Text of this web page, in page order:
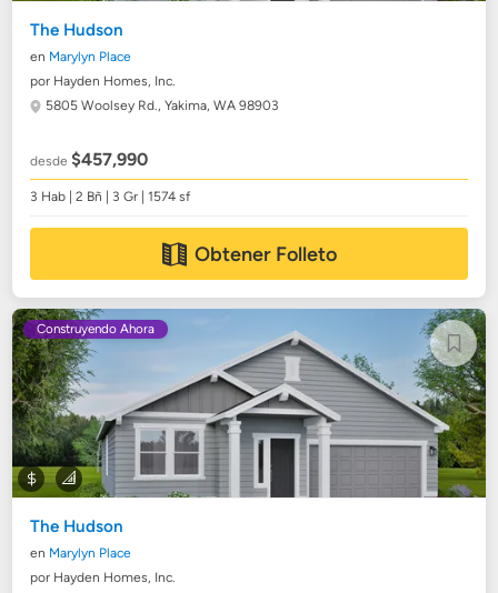
The Hudson
en Marylyn Place
por Hayden Homes, Inc.
5805 Woolsey Rd.,Yakima, WA 98903
desde$457,990
3 Hab | 2 Bñ | 3 Gr | 1574 sf
Obtener Folleto
Construyendo Ahora
The Hudson
en Marylyn Place
por Hayden Homes, Inc.